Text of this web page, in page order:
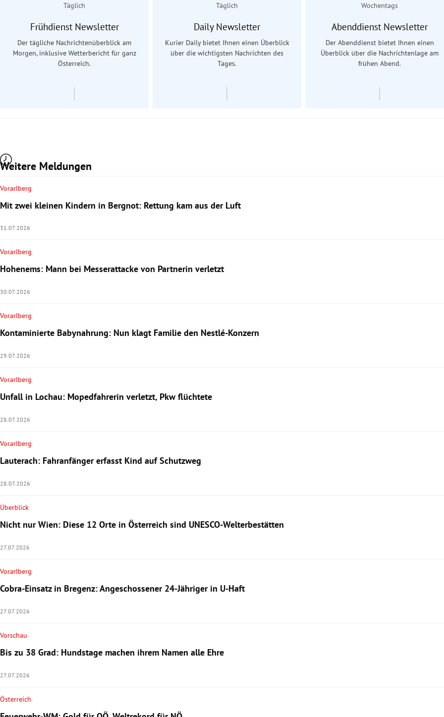
Täglich
Frühdienst Newsletter
Der tägliche Nachrichtenüberblick am
Morgen, inklusive Wetterbericht für ganz
Österreich.
Täglich
Daily Newsletter
Kurier Daily bietet Ihnen einen Überblick
über die wichtigsten Nachrichten des
Tages.
Wochentags
Abenddienst Newsletter
Der Abenddienst bietet Ihnen einen
Überblick über die Nachrichtenlage am
frühen Abend.
Weitere Meldungen
Vorarlberg
Mit zwei kleinen Kindern in Bergnot: Rettung kam aus der Luft
31.07.2026
Vorarlberg
Hohenems: Mann bei Messerattacke von Partnerin verletzt
30.07.2026
Vorarlberg
Kontaminierte Babynahrung: Nun klagt Familie den Nestlé-Konzern
29.07.2026
Vorarlberg
Unfall in Lochau: Mopedfahrerin verletzt, Pkw flüchtete
28.07.2026
Vorarlberg
Lauterach: Fahranfänger erfasst Kind auf Schutzweg
28.07.2026
Überblick
Nicht nur Wien: Diese 12 Orte in Österreich sind UNESCO-Welterbestätten
27.07.2026
Vorarlberg
Cobra-Einsatz in Bregenz: Angeschossener 24-Jähriger in U-Haft
27.07.2026
Vorschau
Bis zu 38 Grad: Hundstage machen ihrem Namen alle Ehre
27.07.2026
Österreich